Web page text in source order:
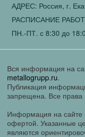
АДРЕС: Россия, г.
РАСПИСАНИЕ
ПН.-ПТ. с 8:30 до
Вся информация на
metallogrupp.ru.
Публикация
запрещена. Все
Информация на сайте
офертой. Указанные
являются